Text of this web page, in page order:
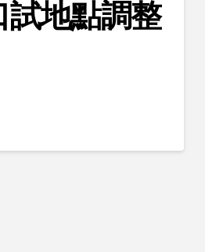
試地點調整